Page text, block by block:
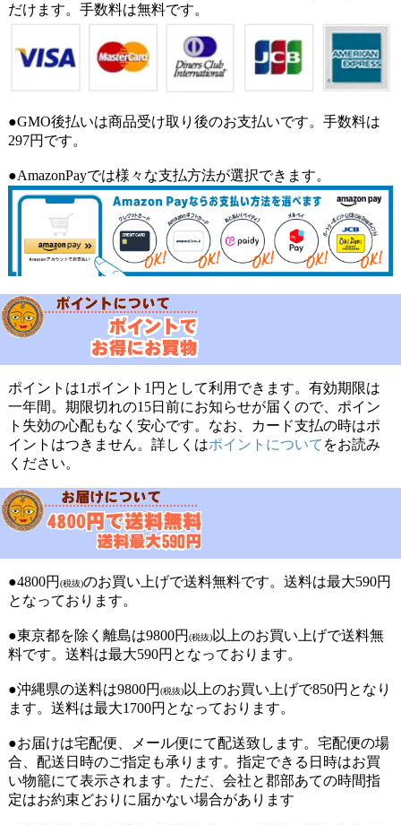
だけます。手数料は無料です。
●GMO後払いは商品受け取り後のお支払いです。手数料は
297円です。
●AmazonPayでは様々な支払方法が選択できます。
ポイントは1ポイント1円として利用できます。有効期限は
一年間。期限切れの15日前にお知らせが届くので、ポイン
ト失効の心配もなく安心です。なお、カード支払の時はポ
イントはつきません。詳しくはポイントについて をお読み
ください。
●4800円 (税抜)のお買い上げで送料無料です。送料は最大590円
となっております。
●東京都を除く離島は9800円 (税抜)以上のお買い上げで送料無
料です。送料は最大590円となっております。
●沖縄県の送料は9800円 (税抜)以上のお買い上げで850円となり
ます。送料は最大1700円となっております。
●お届けは宅配便、メール便にて配送致します。宅配便の場
合、配送日時のご指定も承ります。指定できる日時はお買
い物籠にて表示されます。ただ、会社と郡部あての時間指
定はお約束どおりに届かない場合があります